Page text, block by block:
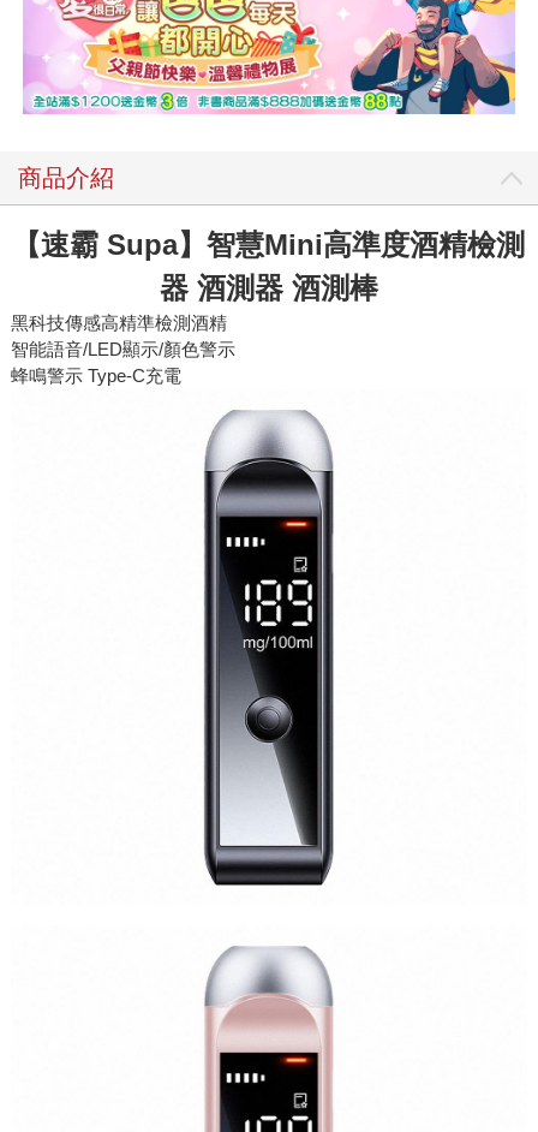
商品介紹
【速霸 Supa】智慧Mini高準度酒精檢測
器 酒測器 酒測棒
黑科技傳感高精準檢測酒精
智能語音/LED顯示/顏色警示
蜂鳴警示 Type-C充電